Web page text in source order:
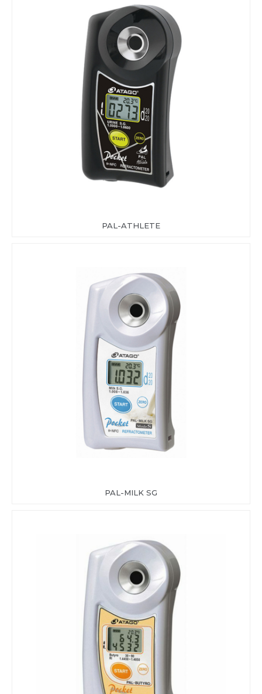
PAL-ATHLETE
PAL-MILK SG